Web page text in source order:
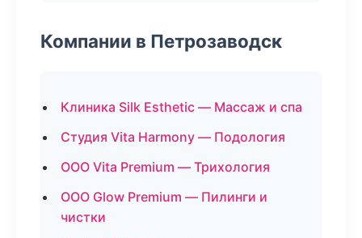
Компании в Петрозаводск
Клиника Silk Esthetic — Массаж и спа
Студия Vita Harmony — Подология
ООО Vita Premium — Трихология
ООО Glow Premium — Пилинги и
чистки